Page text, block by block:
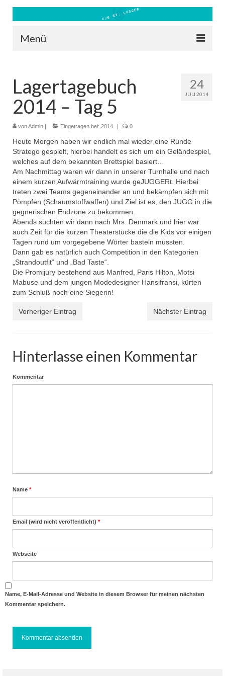
Menü
Kontakt
Bilder
Freizeit 2026
Datenschutz
Impressum
Downloads
24
JULI 2014
Lagertagebuch
2014 – Tag 5
vonAdmin | Eingetragen bei: 2014 | 0
Heute Morgen haben wir endlich mal wieder eine Runde
Stratego gespielt, hierbei handelt es sich um ein Geländespiel,
welches auf dem bekannten Brettspiel basiert…
Am Nachmittag waren wir dann in unserer Turnhalle und nach
einem kurzen Aufwärmtraining wurde geJUGGERt. Hierbei
treten zwei Teams gegeneinander an und bekämpfen sich mit
Pömpfen (Schaumstoffwaffen) und Ziel ist es, den JUGG in die
gegnerischen Endzone zu bekommen.
Abends suchten wir dann nach Mrs. Denmark und hier war
auch Zeit für die kurzen Theaterstücke die die Kids vor einigen
Tagen rund um vorgegebene Wörter basteln mussten.
Dann gab es natürlich auch Competition in den Kategorien
„Strandoutfit“ und „Bad Taste“.
Die Promijury bestehend aus Manfred, Paris Hilton, Motsi
Mabuse und dem jungen Modedesigner Hansifransi, kürten
zum Schluß noch eine Siegerin!
Vorheriger Eintrag Nächster Eintrag
Hinterlasse einen Kommentar
Kommentar
Name *
Email (wird nicht veröffentlicht) *
Webseite
Name, E-Mail-Adresse und Website in diesem Browser für meinen nächsten
Kommentar speichern.